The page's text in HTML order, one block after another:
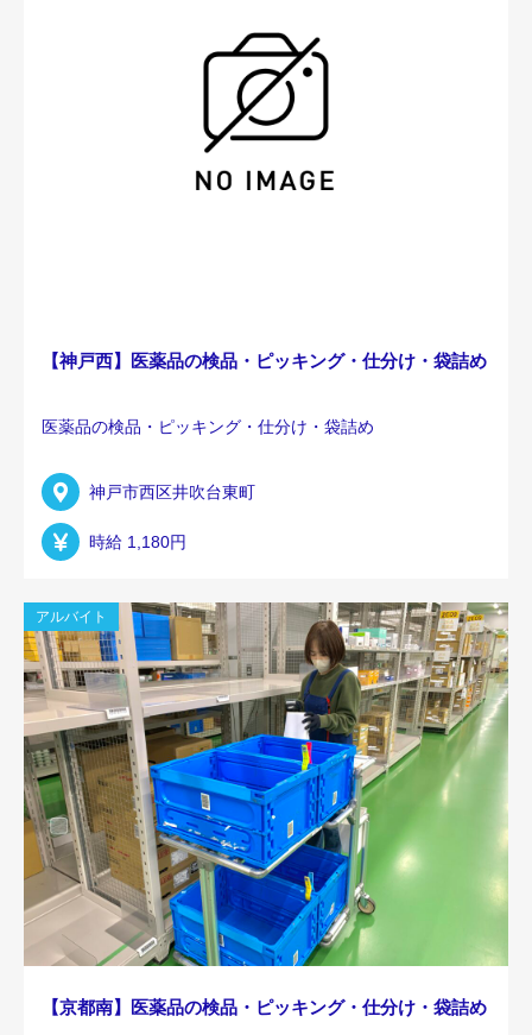
【神戸西】医薬品の検品・ピッキング・仕分け・袋詰め
医薬品の検品・ピッキング・仕分け・袋詰め
神戸市西区井吹台東町
時給 1,180円
アルバイト
【京都南】医薬品の検品・ピッキング・仕分け・袋詰め